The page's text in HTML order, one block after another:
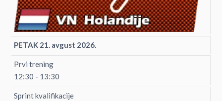
PETAK 21. avgust 2026.
Prvi trening
12:30 - 13:30
Sprint kvalifikacije